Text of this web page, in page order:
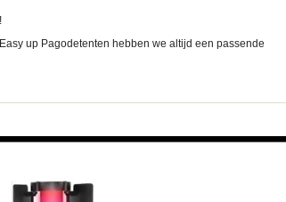
up Pagodetenten hebben we altijd een passende